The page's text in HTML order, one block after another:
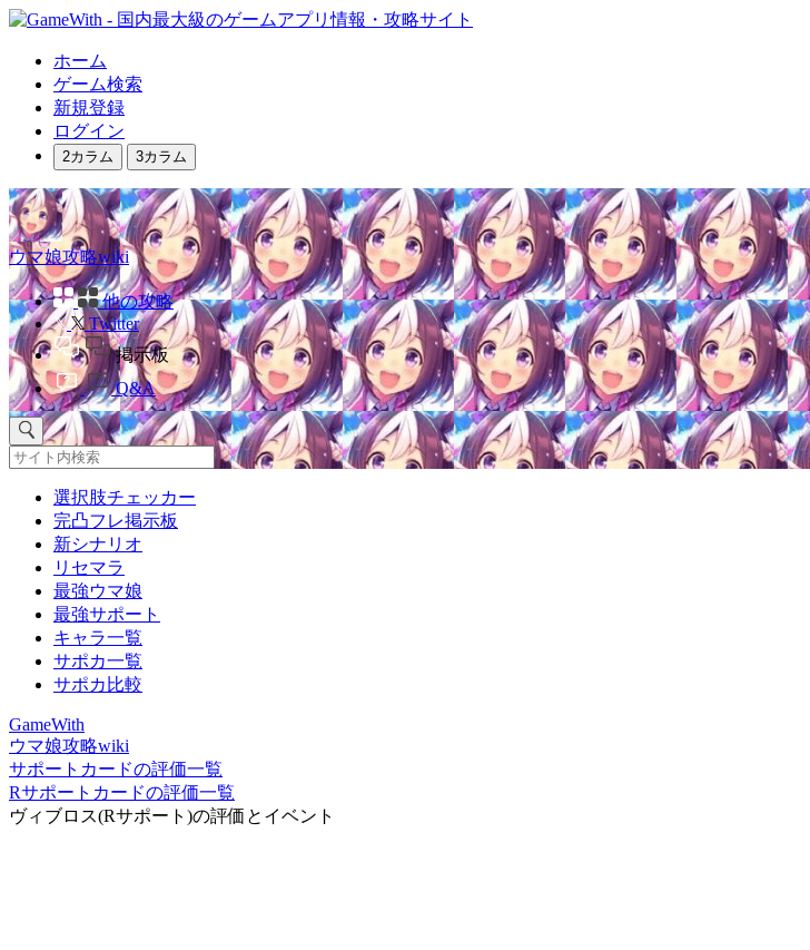
ホーム
ゲーム検索
新規登録
ログイン
2カラム 3カラム
ウマ娘攻略wiki
他の攻略
Twitter
掲示板
Q&A
選択肢チェッカー
完凸フレ掲示板
新シナリオ
リセマラ
最強ウマ娘
最強サポート
キャラ一覧
サポカ一覧
サポカ比較
GameWith
ウマ娘攻略wiki
サポートカードの評価一覧
Rサポートカードの評価一覧
ヴィブロス(Rサポート)の評価とイベント